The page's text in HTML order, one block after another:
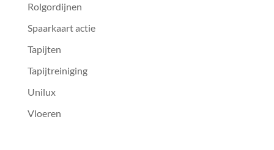
Rolgordijnen
Spaarkaart actie
Tapijten
Tapijtreiniging
Unilux
Vloeren